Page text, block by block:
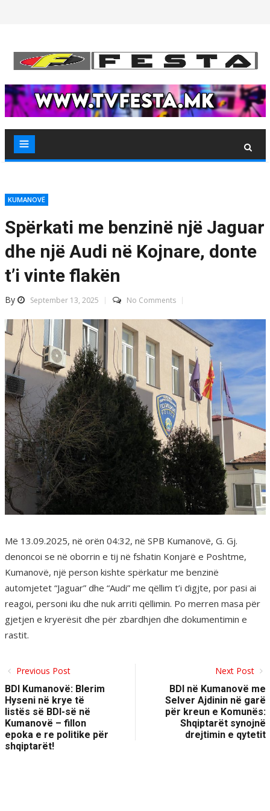
KUMANOVË
Spërkati me benzinë ​​një Jaguar
dhe një Audi në Kojnare, donte
t’i vinte flakën
By September 13, 2025 No Comments
Më 13.09.2025, në orën 04:32, në SPB Kumanovë, G. Gj.
denoncoi se në oborrin e tij në fshatin Konjarë e Poshtme,
Kumanovë, një person kishte spërkatur me benzinë
automjetet “Jaguar” dhe “Audi” me qëllim t’i digjte, por pasi ai
reagoi, personi iku dhe nuk arriti qëllimin. Po merren masa për
gjetjen e kryerësit dhe për zbardhjen dhe dokumentimin e
rastit.
Previous Post
BDI Kumanovë: Blerim
Hyseni në krye të
listës së BDI-së në
Kumanovë – fillon
epoka e re politike për
shqiptarët!
Next Post
BDI në Kumanovë me
Selver Ajdinin në garë
për kreun e Komunës:
Shqiptarët synojnë
drejtimin e qytetit